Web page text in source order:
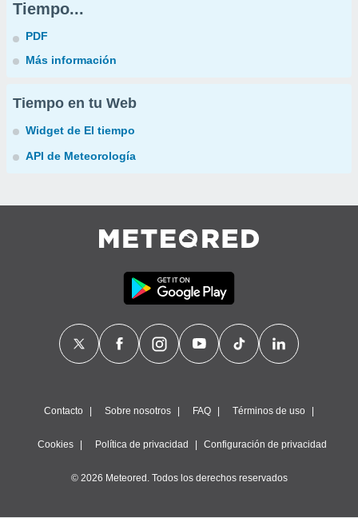
Tiempo...
PDF
Más información
Tiempo en tu Web
Widget de El tiempo
API de Meteorología
Contacto Sobre nosotros FAQ Términos de uso
Cookies Política de privacidad Configuración de privacidad
© 2026 Meteored. Todos los derechos reservados